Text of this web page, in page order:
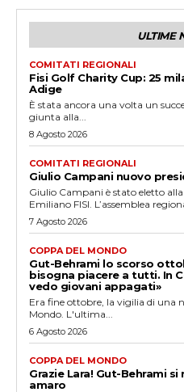
ULTIME
COMITATI REGIONALI
Fisi Golf Charity Cup: 25
Adige
È stata ancora una volta un
giunta alla...
8 Agosto 2026
COMITATI REGIONALI
Giulio Campani nuovo
Giulio Campani è stato eletto
Emiliano FISI. L’assemblea
7 Agosto 2026
COPPA DEL MONDO
Gut-Behrami lo scorso
bisogna piacere a tutti. In
vedo giovani appagati»
Era fine ottobre, la vigilia di una
Mondo. L'ultima...
6 Agosto 2026
COPPA DEL MONDO
Grazie Lara! Gut-Behrami
amaro